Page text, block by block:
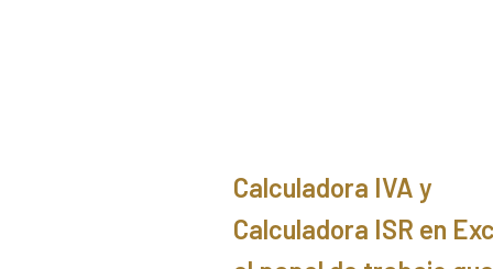
Calculadora IVA y
Calculadora ISR en